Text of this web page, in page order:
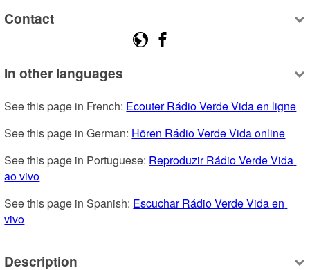
Contact
In other languages
See this page in French: Ecouter Rádio Verde Vida en ligne
See this page in German: Hören Rádio Verde Vida online
See this page in Portuguese: Reproduzir Rádio Verde Vida
ao vivo
See this page in Spanish: Escuchar Rádio Verde Vida en
vivo
Description